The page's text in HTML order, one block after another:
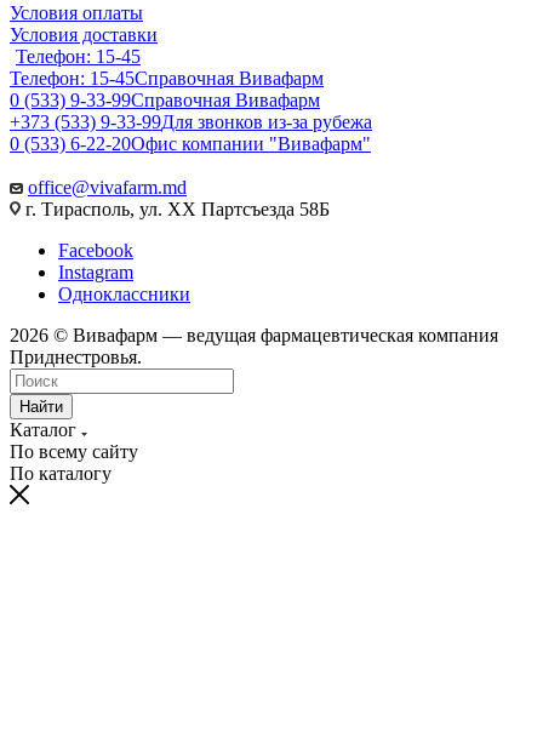
Условия оплаты
Условия доставки
Телефон: 15-45
Телефон: 15-45Справочная Вивафарм
0 (533) 9-33-99Справочная Вивафарм
+373 (533) 9-33-99Для звонков из-за рубежа
0 (533) 6-22-20Офис компании "Вивафарм"
office@vivafarm.md
г. Тирасполь, ул. ХХ Партсъезда 58Б
Facebook
Instagram
Одноклассники
2026 © Вивафарм — ведущая фармацевтическая компания
Приднестровья.
Найти
Каталог
По всему сайту
По каталогу